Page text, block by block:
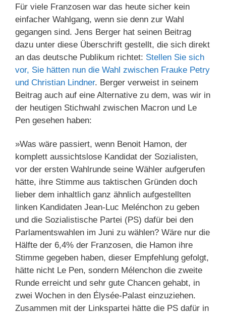
Für viele Franzosen war das heute sicher kein
einfacher Wahlgang, wenn sie denn zur Wahl
gegangen sind. Jens Berger hat seinen Beitrag
dazu unter diese Überschrift gestellt, die sich direkt
an das deutsche Publikum richtet: Stellen Sie sich
vor, Sie hätten nun die Wahl zwischen Frauke Petry
und Christian Lindner. Berger verweist in seinem
Beitrag auch auf eine Alternative zu dem, was wir in
der heutigen Stichwahl zwischen Macron und Le
Pen gesehen haben:
»Was wäre passiert, wenn Benoit Hamon, der
komplett aussichtslose Kandidat der Sozialisten,
vor der ersten Wahlrunde seine Wähler aufgerufen
hätte, ihre Stimme aus taktischen Gründen doch
lieber dem inhaltlich ganz ähnlich aufgestellten
linken Kandidaten Jean-Luc Melénchon zu geben
und die Sozialistische Partei (PS) dafür bei den
Parlamentswahlen im Juni zu wählen? Wäre nur die
Hälfte der 6,4% der Franzosen, die Hamon ihre
Stimme gegeben haben, dieser Empfehlung gefolgt,
hätte nicht Le Pen, sondern Mélenchon die zweite
Runde erreicht und sehr gute Chancen gehabt, in
zwei Wochen in den Élysée-Palast einzuziehen.
Zusammen mit der Linkspartei hätte die PS dafür in